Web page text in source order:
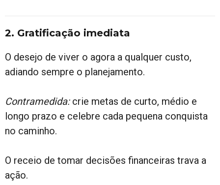
2. Gratificação imediata
O desejo de viver o agora a qualquer custo,
adiando sempre o planejamento.
Contramedida:crie metas de curto, médio e
longo prazo e celebre cada pequena conquista
no caminho.
O receio de tomar decisões financeiras trava a
ação.